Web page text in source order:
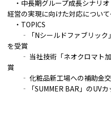
・中長期グループ成長シナリ
経営の実現に向けた対応につい
・TOPICS
‐「Nシールドファブリック
を受賞
‐ 当社技術「ネオクロマト加
賞​
‐ 化粧品新工場への補助金交
‐「SUMMER BAR」のUVカ